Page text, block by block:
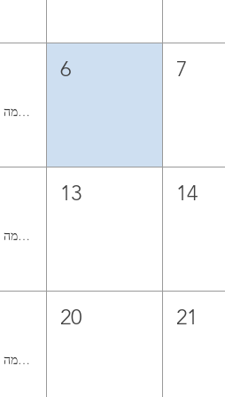
קורס ציור בשמן אל־א־פרימה ללא ממסים
6 7
קורס ציור בשמן אל־א־פרימה ללא ממסים
13 14
קורס ציור בשמן אל־א־פרימה ללא ממסים
20 21